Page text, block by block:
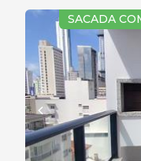
SACADA